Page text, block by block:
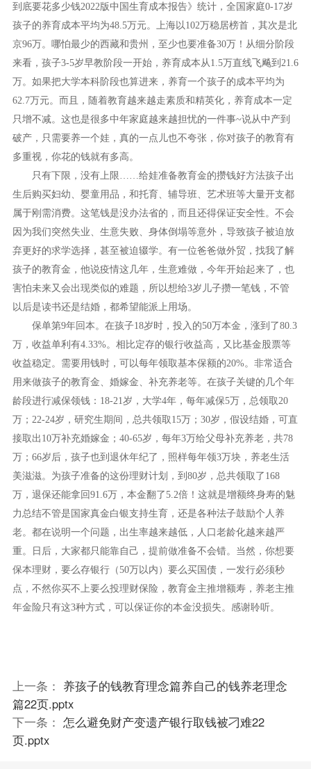
到底要花多少钱2022版中国生育成本报告》统计，全国家庭0-17岁
孩子的养育成本平均为48.5万元。上海以102万稳居榜首，其次是北
京96万。哪怕最少的西藏和贵州，至少也要准备30万！从细分阶段
来看，孩子3-5岁早教阶段一开始，养育成本从1.5万直线飞飚到21.6
万。如果把大学本科阶段也算进来，养育一个孩子的成本平均为
62.7万元。而且，随着教育越来越走素质和精英化，养育成本一定
只增不减。这也是很多中年家庭越来越担忧的一件事~说从中产到
破产，只需要养一个娃，真的一点儿也不夸张，你对孩子的教育有
多重视，你花的钱就有多高。
只有下限，没有上限 ……给娃准备教育金的攒钱好方法孩子出
生后购买妇幼、婴童用品，和托育、辅导班、艺术班等大量开支都
属于刚需消费。这笔钱是没办法省的，而且还得保证安全性。不会
因为我们突然失业、生意失败、身体倒塌等意外，导致孩子被迫放
弃更好的求学选择，甚至被迫辍学。有一位爸爸做外贸，找我了解
孩子的教育金，他说疫情这几年，生意难做，今年开始起来了，也
害怕未来又会出现类似的难题，所以想给3岁儿子攒一笔钱，不管
以后是读书还是结婚，都希望能派上用场。
保单第9年回本。在孩子18岁时，投入的50万本金，涨到了80.3
万，收益单利有4.33%。相比定存的银行收益高，又比基金股票等
收益稳定。需要用钱时，可以每年领取基本保额的20%。非常适合
用来做孩子的教育金、婚嫁金、补充养老等。在孩子关键的几个年
龄段进行减保领钱：18-21岁，大学4年，每年减保5万，总领取20
万；22-24岁，研究生期间，总共领取15万；30岁，假设结婚，可直
接取出10万补充婚嫁金；40-65岁，每年3万给父母补充养老，共78
万；66岁后，孩子也到退休年纪了，照样每年领3万块，养老生活
美滋滋。为孩子准备的这份理财计划，到80岁，总共领取了168
万，退保还能拿回91.6万，本金翻了5.2倍！这就是增额终身寿的魅
力总结不管是国家真金白银支持生育，还是各种法子鼓励个人养
老。都在说明一个问题，出生率越来越低，人口老龄化越来越严
重。日后，大家都只能靠自己，提前做准备不会错。当然，你想要
保本理财，要么存银行（50万以内）要么买国债，一发行必须秒
点，不然你买不上要么投理财保险，教育金主推增额寿，养老主推
年金险只有这3种方式，可以保证你的本金没损失。感谢聆听。
上一条： 养孩子的钱教育理念篇养自己的钱养老理念
篇22页.pptx
下一条： 怎么避免财产变遗产银行取钱被刁难22
页.pptx